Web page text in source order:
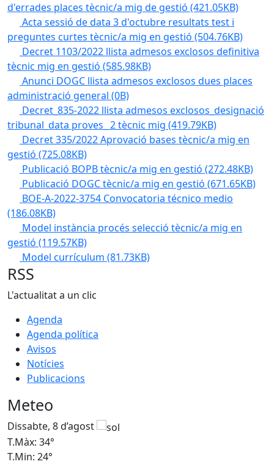
d'errades places tècnic/a mig de gestió (421.05KB)
Acta sessió de data 3 d'octubre resultats test i
preguntes curtes tècnic/a mig en gestió (504.76KB)
Decret 1103/2022 llista admesos exclosos definitiva
tècnic mig en gestió (585.98KB)
Anunci DOGC llista admesos exclosos dues places
administració general (0B)
Decret_835-2022 llista admesos exclosos_designació
tribunal_data proves_ 2 tècnic mig (419.79KB)
Decret 335/2022 Aprovació bases tècnic/a mig en
gestió (725.08KB)
Publicació BOPB tècnic/a mig en gestió (272.48KB)
Publicació DOGC tècnic/a mig en gestió (671.65KB)
BOE-A-2022-3754 Convocatoria técnico medio
(186.08KB)
Model instància procés selecció tècnic/a mig en
gestió (119.57KB)
Model currículum (81.73KB)
RSS
L'actualitat a un clic
Agenda
Agenda política
Avisos
Notícies
Publicacions
Meteo
Dissabte, 8 d’agost
T.Màx: 34°
T.Min: 24°